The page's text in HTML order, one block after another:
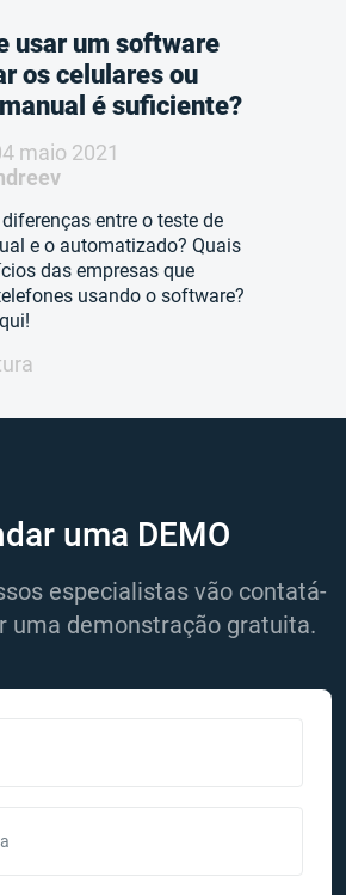
usar um software
os celulares ou
é suficiente?
maio 2021
entre o teste de
e o automatizado? Quais
das empresas que
usando o software?
uma DEMO
especialistas vão contatá-
uma demonstração gratuita.